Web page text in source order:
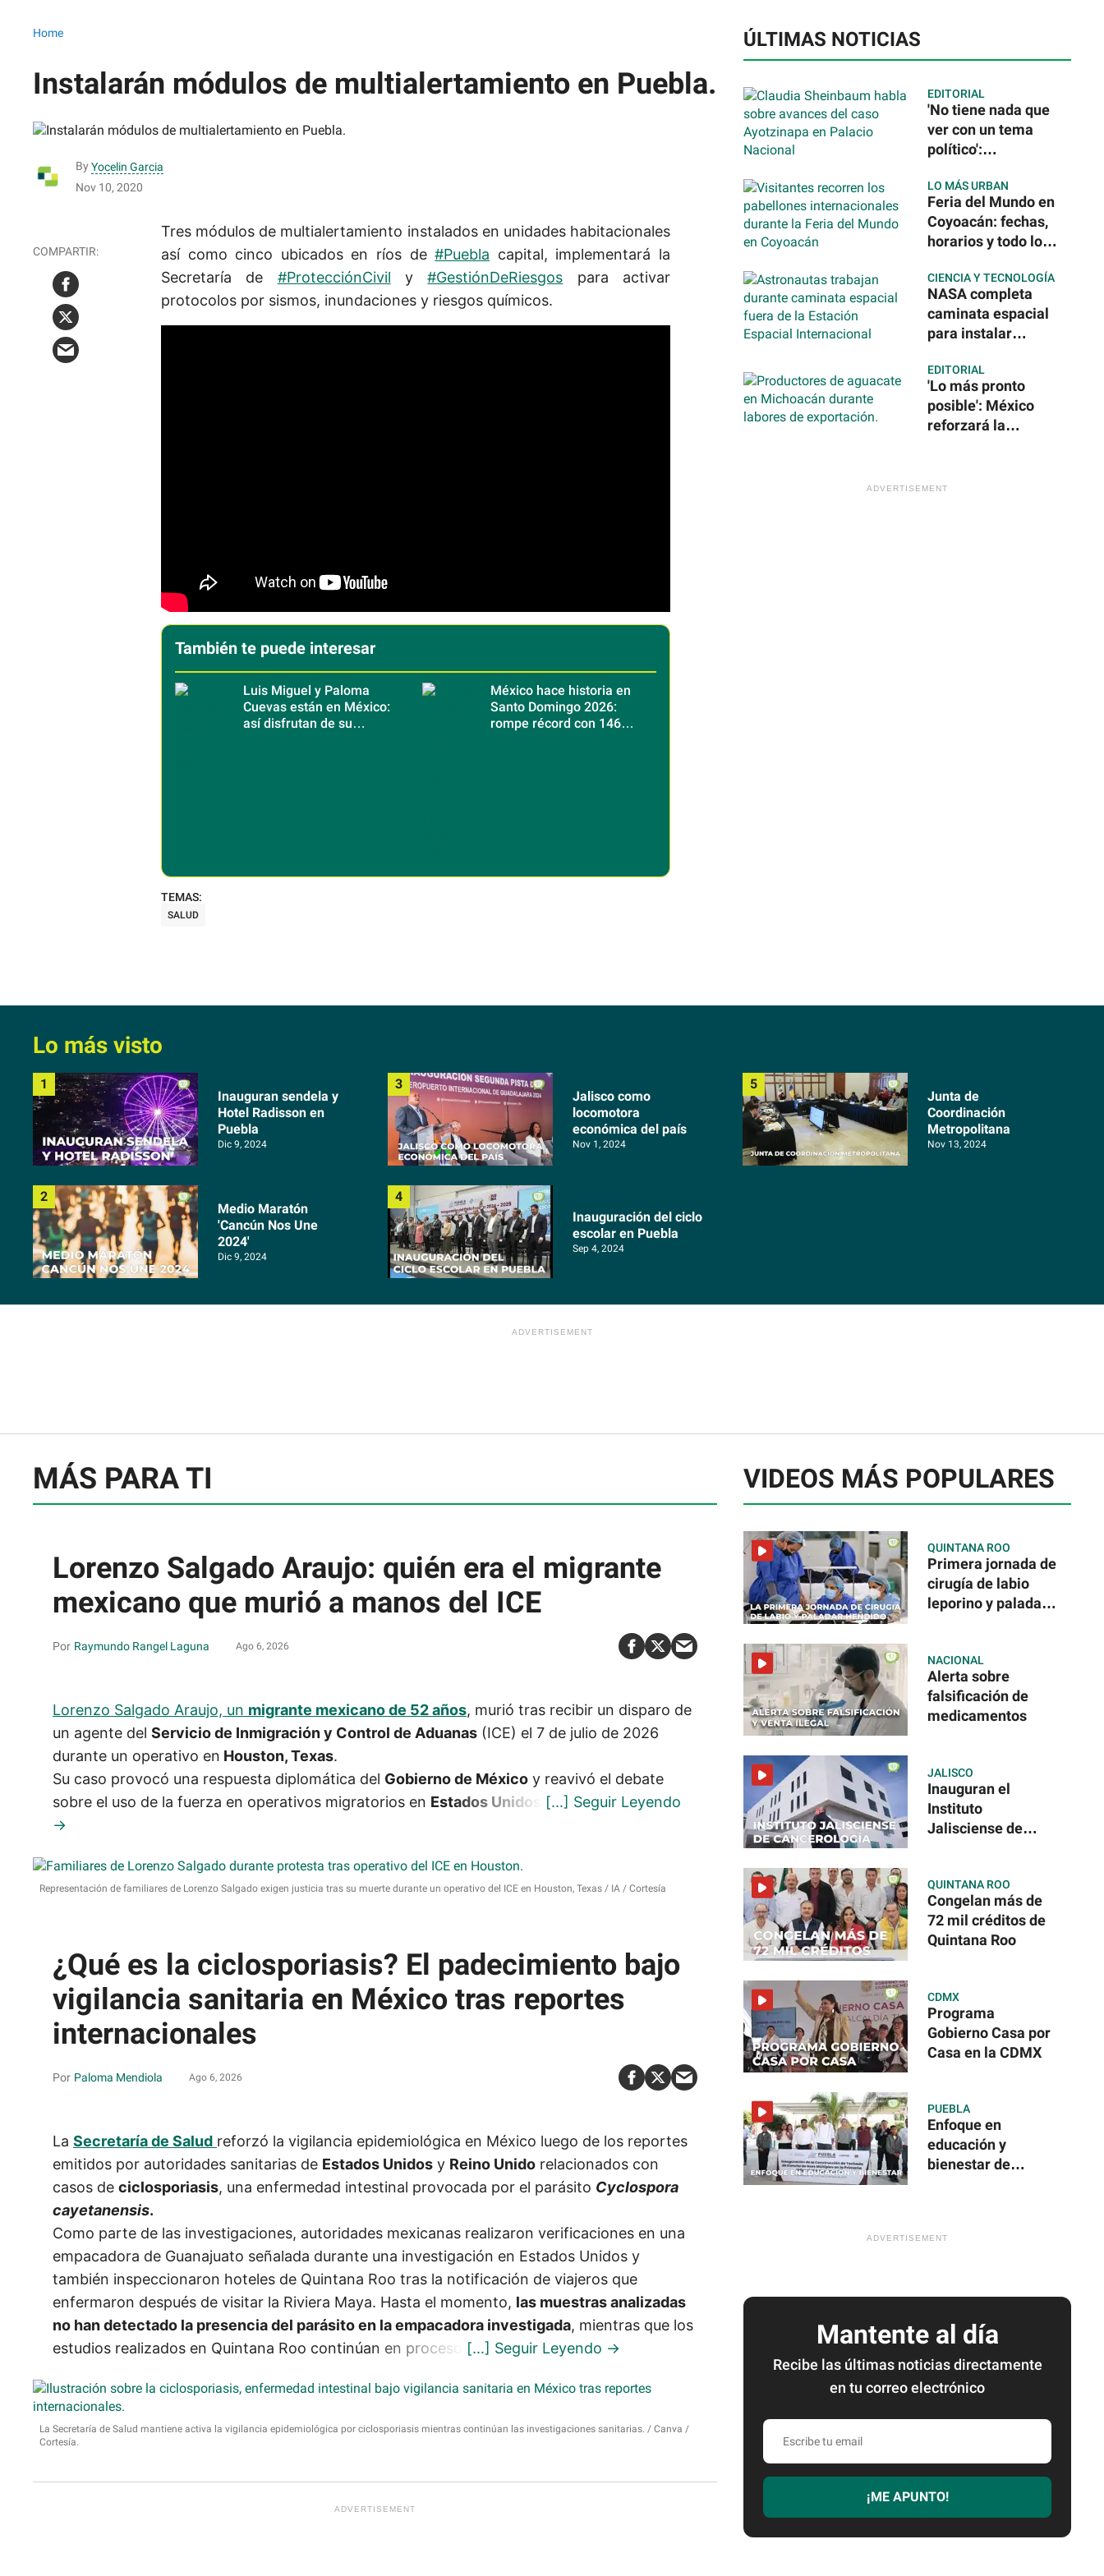
Home
Instalarán módulos de multialertamiento en Puebla.
By Yocelin Garcia
Nov 10, 2020
Tres módulos de multialertamiento instalados en unidades habitacionales
así como cinco ubicados en ríos de#Puebla capital, implementará la
Secretaría de #ProtecciónCivil y#GestiónDeRiesgos para activar
protocolos por sismos, inundaciones y riesgos químicos.
También te puede interesar
Luis Miguel y Paloma
Cuevas están en México:
así disfrutan de su
México hace historia en
Santo Domingo 2026:
rompe récord con 146
SALUD
ÚLTIMAS NOTICIAS
EDITORIAL
'No tiene nada que
ver con un tema
político':
detención del
exgobernador de
Guerrero por caso
Ayotzinapa
LO MÁS URBAN
Feria del Mundo en
Coyoacán: fechas,
horarios y todo lo
disfrutar de 40
países
CIENCIA Y TECNOLOGÍA
NASA completa
caminata espacial
para instalar
solares en la
Estación Espacial
Internacional
EDITORIAL
'Lo más pronto
posible': México
reforzará la
exportación de
Lo más visto
Inauguran sendela y
Hotel Radisson en
Puebla
Dic 9, 2024
Medio Maratón
'Cancún Nos Une
2024'
Dic 9, 2024
Jalisco como
locomotora
económica del país
Nov 1, 2024
Inauguración del ciclo
escolar en Puebla
Sep 4, 2024
Junta de
Coordinación
Metropolitana
Nov 13, 2024
MÁS PARA TI
Lorenzo Salgado Araujo: quién era el migrante
mexicano que murió a manos del ICE
Raymundo Rangel Laguna Ago 6, 2026
Representación de familiares de Lorenzo Salgado exigen justicia tras su muerte durante un operativo del ICE en Houston, Texas IA / Cortesía
Lorenzo Salgado Araujo, un migrante mexicano de 52 años, murió tras recibir un disparo de
un agente del Servicio de Inmigración y Control de Aduanas (ICE) el 7 de julio de 2026
durante un operativo en Houston, Texas.
Su caso provocó una respuesta diplomática del Gobierno de México y reavivó el debate
sobre el uso de la fuerza en operativos migratorios en Estados Unidos
VIDEOS MÁS POPULARES
QUINTANA ROO
Primera jornada de
cirugía de labio
leporino y paladar
NACIONAL
Alerta sobre
falsificación de
medicamentos
JALISCO
Inauguran el
Instituto
Jalisciense de
QUINTANA ROO
Congelan más de
72 mil créditos de
Quintana Roo
CDMX
Programa
Gobierno Casa por
Casa en la CDMX
PUEBLA
Enfoque en
educación y
bienestar de
Mantente al día
Recibe las últimas noticias directamente
en tu correo electrónico
Escribe
email
¡ME APUNTO!
¿Qué es la ciclosporiasis? El padecimiento bajo
vigilancia sanitaria en México tras reportes
internacionales
Paloma Mendiola Ago 6, 2026
La Secretaría de Salud mantiene activa la vigilancia epidemiológica por ciclosporiasis mientras continúan las investigaciones sanitarias.
Canva /
Cortesía.
La Secretaría de Salud reforzó la vigilancia epidemiológica en México luego de los reportes
emitidos por autoridades sanitarias de Estados Unidos y Reino Unido relacionados con
casos de ciclosporiasis, una enfermedad intestinal provocada por el parásito Cyclospora
cayetanensis.
Como parte de las investigaciones, autoridades mexicanas realizaron verificaciones en una
empacadora de Guanajuato señalada durante una investigación en Estados Unidos y
también inspeccionaron hoteles de Quintana Roo tras la notificación de viajeros que
enfermaron después de visitar la Riviera Maya. Hasta el momento, las muestras analizadas
no han detectado la presencia del parásito en la empacadora investigada, mientras que los
estudios realizados en Quintana Roo continúan en proceso.